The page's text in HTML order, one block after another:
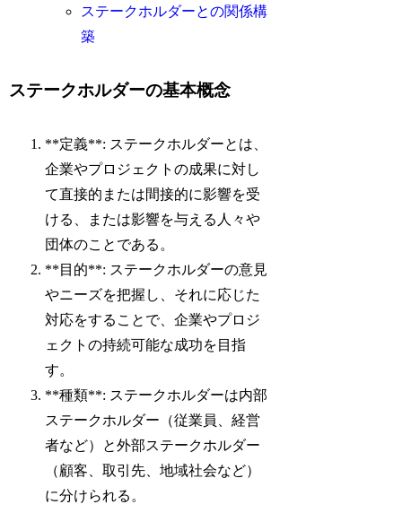
ステークホルダーとの関係構
築
ステークホルダーの基本概念
**定義**: ステークホルダーとは、
企業やプロジェクトの成果に対し
て直接的または間接的に影響を受
ける、または影響を与える人々や
団体のことである。
**目的**: ステークホルダーの意見
やニーズを把握し、それに応じた
対応をすることで、企業やプロジ
ェクトの持続可能な成功を目指
す。
**種類**: ステークホルダーは内部
ステークホルダー（従業員、経営
者など）と外部ステークホルダー
（顧客、取引先、地域社会など）
に分けられる。